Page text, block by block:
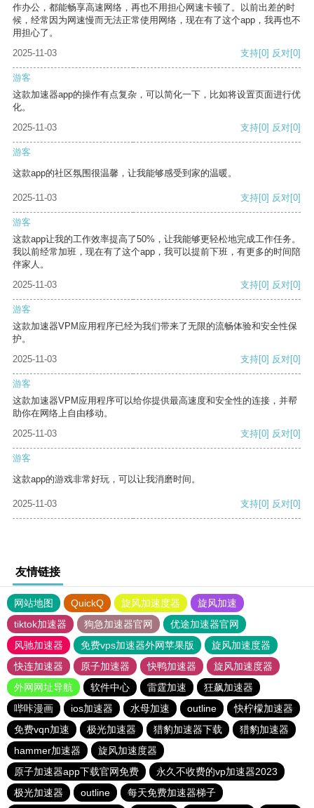
作办公，都能畅享高速网络，再也不用担心网速卡顿了。以前出差的时
候，经常因为网速慢而无法正常使用网络，现在有了这个app，我再也不
用担心了。
2025-11-03
支持[0] 反对[0]
游客
这款加速器app的操作有点复杂，可以简化一下，比如将设置页面进行优
化。
2025-11-03
支持[0] 反对[0]
游客
这款app的社区氛围很温馨，让我能够感受到家的温暖。
2025-11-03 支持[0] 反对[0]
游客
这款app让我的工作效率提高了50%，让我能够更轻松地完成工作任务。
我以前经常加班，现在有了这个app，我可以提前下班，有更多的时间陪
伴家人。
2025-11-03
支持[0] 反对[0]
游客
这款加速器VPM应用程序已经为我们带来了无限的流畅体验和安全性保
护。
2025-11-03
支持[0] 反对[0]
游客
这款加速器VPM应用程序可以给你提供最高速度和安全性的连接，并帮
助你在网络上自由移动。
2025-11-03
支持[0] 反对[0]
游客
这款app的游戏非常好玩，可以让我消磨时间。
2025-11-03 支持[0] 反对[0]
友情链接
网站地图 QuickQ 旋风加速度器
旋风加速
tiktok加速器
狗急加速器官网
优途加速器官网
风驰加速器
免费vps加速器外网苹果版
旋风加速度器
快连加速器
原子加速器 快鸭加速器
旋风加速度器
外网网址导航
软件中心 雷霆加速
狂飙加速器
哔咔漫画
ios加速器 水母加速 outline
快柠檬加速器
免费vqn加速
极光加速器 猎豹加速器下载
猎豹加速器
hammer加速器
旋风加速度器
原子加速器app下载官网免费
永久不收费的vp加速器2023
极光加速器
outline 每天免费加速器梯子